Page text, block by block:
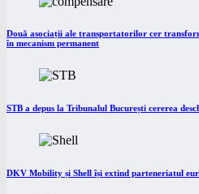
Două asociații ale transportatorilor cer
în mecanism permanent
STB a depus la Tribunalul București cererea
DKV Mobility și Shell își extind parteneriatul